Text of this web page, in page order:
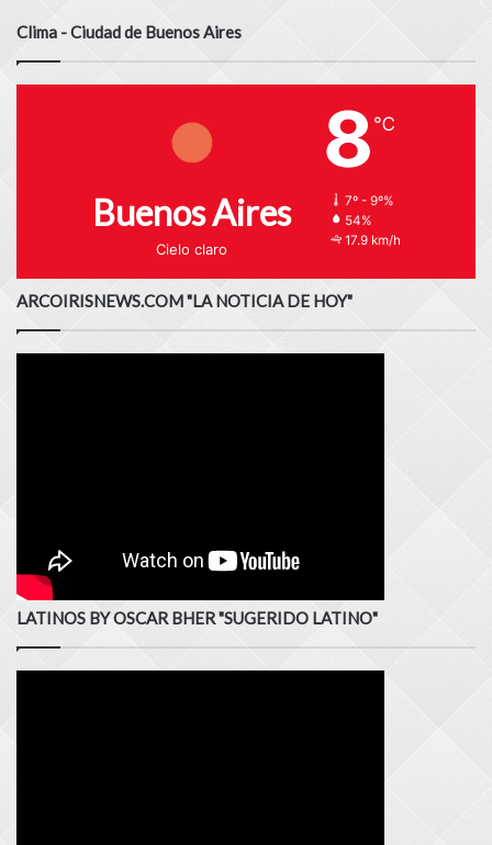
Clima - Ciudad de Buenos Aires
Buenos Aires
Cielo claro
8 ℃
7º - 9º%
54%
17.9 km/h
ARCOIRISNEWS.COM "LA NOTICIA DE HOY"
LATINOS BY OSCAR BHER "SUGERIDO LATINO"